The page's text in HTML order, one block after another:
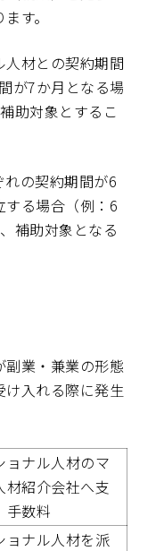
す。
材との契約期間
が7か月となる場
助対象とするこ
の契約期間が6
する場合（例：6
補助対象となる
業・兼業の形態
入れる際に発生
ョナル人材のマ
材紹介会社へ支
手数料
ョナル人材を派